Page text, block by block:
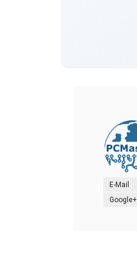
E-Mail
Google+